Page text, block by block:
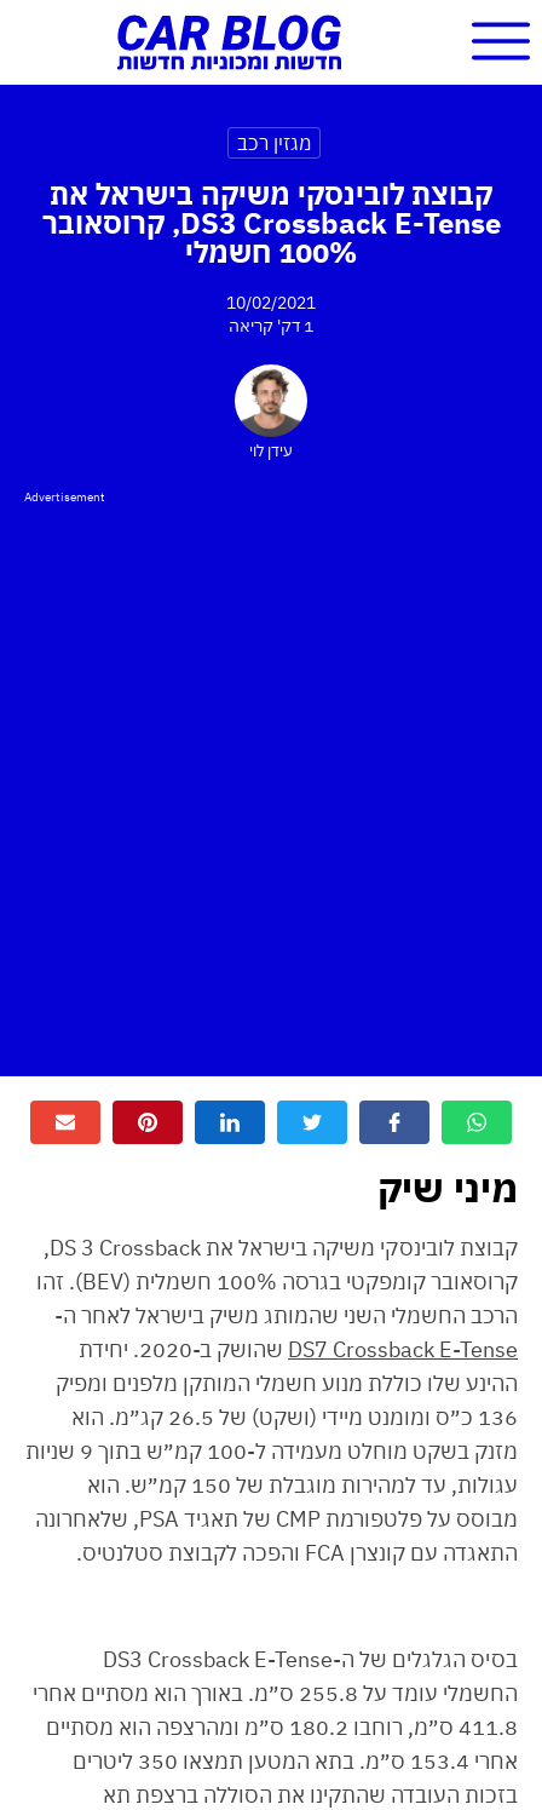
מגזין רכב
קבוצת לובינסקי משיקה בישראל את
DS3 Crossback E-Tense, קרוסאובר
100% חשמלי
10/02/2021
1 דק'
קריאה
עידן לוי
Advertisement
מיני שיק
קבוצת לובינסקי משיקה בישראל את DS 3 Crossback,
קרוסאובר קומפקטי בגרסה 100% חשמלית (BEV). זהו
הרכב החשמלי השני שהמותג משיק בישראל לאחר ה-
DS7 Crossback E-Tense
שהושק ב-2020. יחידת
ההינע שלו כוללת מנוע חשמלי המותקן מלפנים ומפיק
136 כ״ס ומומנט מיידי (ושקט) של 26.5 קג״מ. הוא
מזנק בשקט מוחלט מעמידה ל-100 קמ״ש בתוך 9 שניות
עגולות, עד למהירות מוגבלת של 150 קמ״ש. הוא
מבוסס על פלטפורמת CMP של תאגיד PSA, שלאחרונה
התאגדה עם קונצרן FCA והפכה לקבוצת סטלנטיס.
בסיס הגלגלים של ה-DS3 Crossback E-Tense
החשמלי עומד על 255.8 ס״מ. באורך הוא מסתיים אחרי
411.8 ס״מ, רוחבו 180.2 ס״מ ומהרצפה הוא מסתיים
אחרי 153.4 ס״מ. בתא המטען תמצאו 350 ליטרים
בזכות העובדה שהתקינו את הסוללה ברצפת תא